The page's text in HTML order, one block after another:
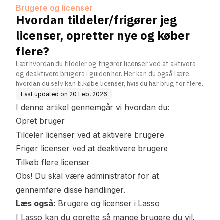
Brugere og licenser
Hvordan tildeler/frigører jeg
licenser, opretter nye og køber
flere?
Lær hvordan du tildeler og frigører licenser ved at aktivere
og deaktivere brugere i guiden her. Her kan du også lære,
hvordan du selv kan tilkøbe licenser, hvis du har brug for flere.
Last updated on 20 Feb, 2026
I denne artikel gennemgår vi hvordan du:
Opret bruger
Tildeler licenser ved at aktivere brugere
Frigør licenser ved at deaktivere brugere
Tilkøb flere licenser
Obs! Du skal være administrator for at
gennemføre disse handlinger.
Læs også: Brugere og licenser i Lasso
I Lasso kan du oprette så mange brugere du vil,